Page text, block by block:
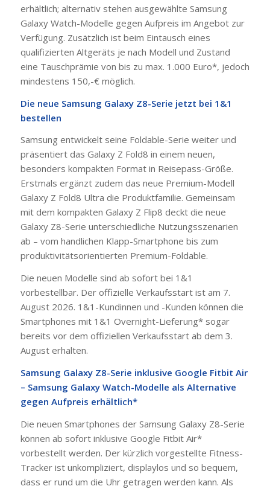
erhältlich; alternativ stehen ausgewählte Samsung
Galaxy Watch-Modelle gegen Aufpreis im Angebot zur
Verfügung. Zusätzlich ist beim Eintausch eines
qualifizierten Altgeräts je nach Modell und Zustand
eine Tauschprämie von bis zu max. 1.000 Euro*, jedoch
mindestens 150,-€ möglich.
Die neue Samsung Galaxy Z8-Serie jetzt bei 1&1
bestellen
Samsung entwickelt seine Foldable-Serie weiter und
präsentiert das Galaxy Z Fold8 in einem neuen,
besonders kompakten Format in Reisepass-Größe.
Erstmals ergänzt zudem das neue Premium-Modell
Galaxy Z Fold8 Ultra die Produktfamilie. Gemeinsam
mit dem kompakten Galaxy Z Flip8 deckt die neue
Galaxy Z8-Serie unterschiedliche Nutzungsszenarien
ab – vom handlichen Klapp-Smartphone bis zum
produktivitätsorientierten Premium-Foldable.
Die neuen Modelle sind ab sofort bei 1&1
vorbestellbar. Der offizielle Verkaufsstart ist am 7.
August 2026. 1&1-Kundinnen und -Kunden können die
Smartphones mit 1&1 Overnight-Lieferung* sogar
bereits vor dem offiziellen Verkaufsstart ab dem 3.
August erhalten.
Samsung Galaxy Z8-Serie inklusive Google Fitbit Air
– Samsung Galaxy Watch-Modelle als Alternative
gegen Aufpreis erhältlich*
Die neuen Smartphones der Samsung Galaxy Z8-Serie
können ab sofort inklusive Google Fitbit Air*
vorbestellt werden. Der kürzlich vorgestellte Fitness-
Tracker ist unkompliziert, displaylos und so bequem,
dass er rund um die Uhr getragen werden kann. Als